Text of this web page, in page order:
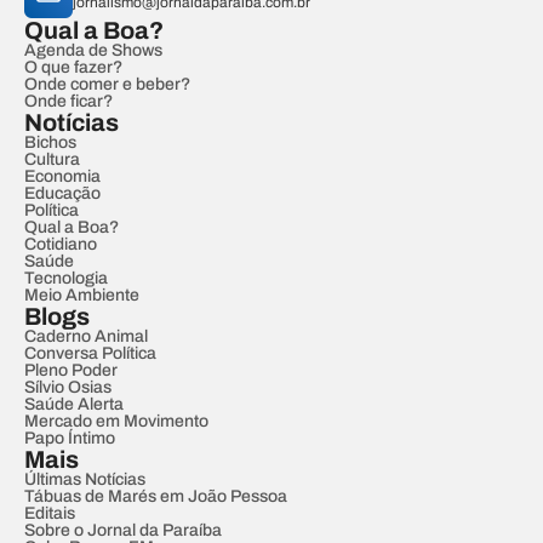
Qual a Boa?
Agenda de Shows
O que fazer?
Onde comer e beber?
Onde ficar?
Notícias
Bichos
Cultura
Economia
Educação
Política
Qual a Boa?
Cotidiano
Saúde
Tecnologia
Meio Ambiente
Blogs
Caderno Animal
Conversa Política
Pleno Poder
Sílvio Osias
Saúde Alerta
Mercado em Movimento
Papo Íntimo
Mais
Últimas Notícias
Tábuas de Marés em João Pessoa
Editais
Sobre o Jornal da Paraíba